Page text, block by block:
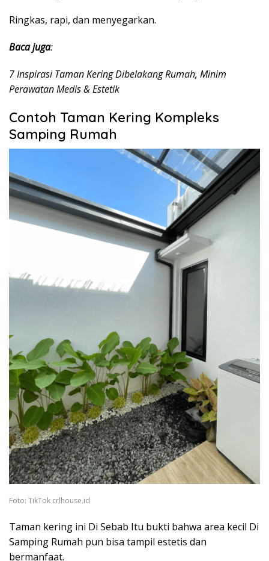
Ringkas, rapi, dan menyegarkan.
Baca juga:
7 Inspirasi Taman Kering Dibelakang Rumah, Minim
Perawatan Medis & Estetik
Contoh Taman Kering Kompleks
Samping Rumah
Foto: TikTok crlhouse.id
Taman kering ini Di Sebab Itu bukti bahwa area kecil Di
Samping Rumah pun bisa tampil estetis dan
bermanfaat.